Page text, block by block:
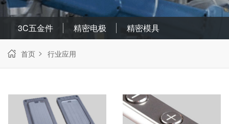
3C五金件 精密电极 精密模具
首页 行业应用